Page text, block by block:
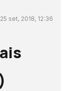
25 set, 2018, 12:36